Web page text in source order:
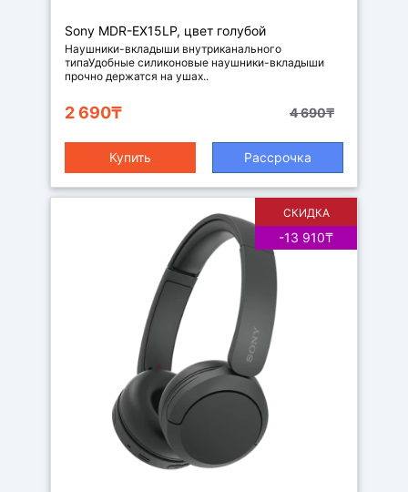
Наушники
-вкладыши
Sony MDR-EX15LP, цвет голубой
Наушники-вкладыши внутриканального
типаУдобные силиконовые наушники-вкладыши
прочно держатся на ушах..
4 690₸
2 690₸
Купить Рассрочка
СКИДКА
-13 910₸